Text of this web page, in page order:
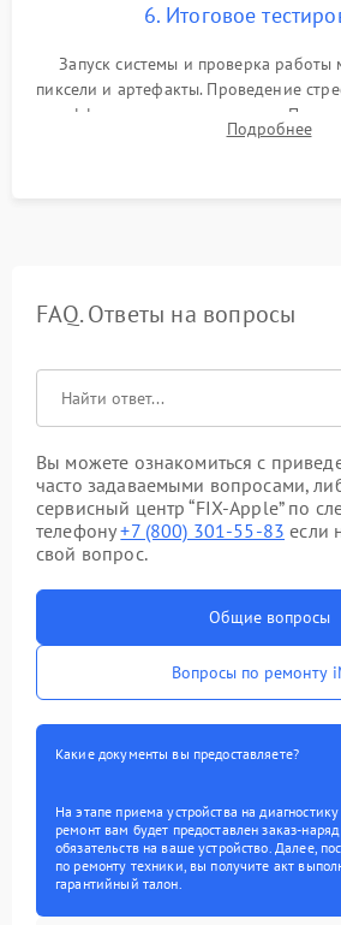
6. Итоговое
Запуск системы и проверка
пиксели и артефакты. Проведение
эффективности охлаждения.
микрофона и всех портов перед
Подробнее
FAQ. Ответы на вопросы
Вы можете ознакомиться с
часто задаваемыми вопросами,
сервисный центр “FIX-Apple” по
телефону+7 (800) 301-55-83 если
свой вопрос.
Общие вопросы
Вопросы по ремонту
Какие документы вы предоставляете?
На этапе приема устройства на
ремонт вам будет предоставлен заказ-
обязательств на ваше устройство. Далее,
по ремонту техники, вы получите акт
гарантийный талон.